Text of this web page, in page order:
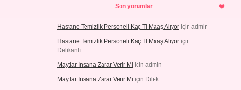
Son yorumlar
Hastane Temizlik Personeli Kaç Tl Maaş Alıyoriçin admin
Hastane Temizlik Personeli Kaç Tl Maaş Alıyoriçin
Delikanlı
Maytlar Insana Zarar Verir Mi için admin
Maytlar Insana Zarar Verir Mi için Dilek